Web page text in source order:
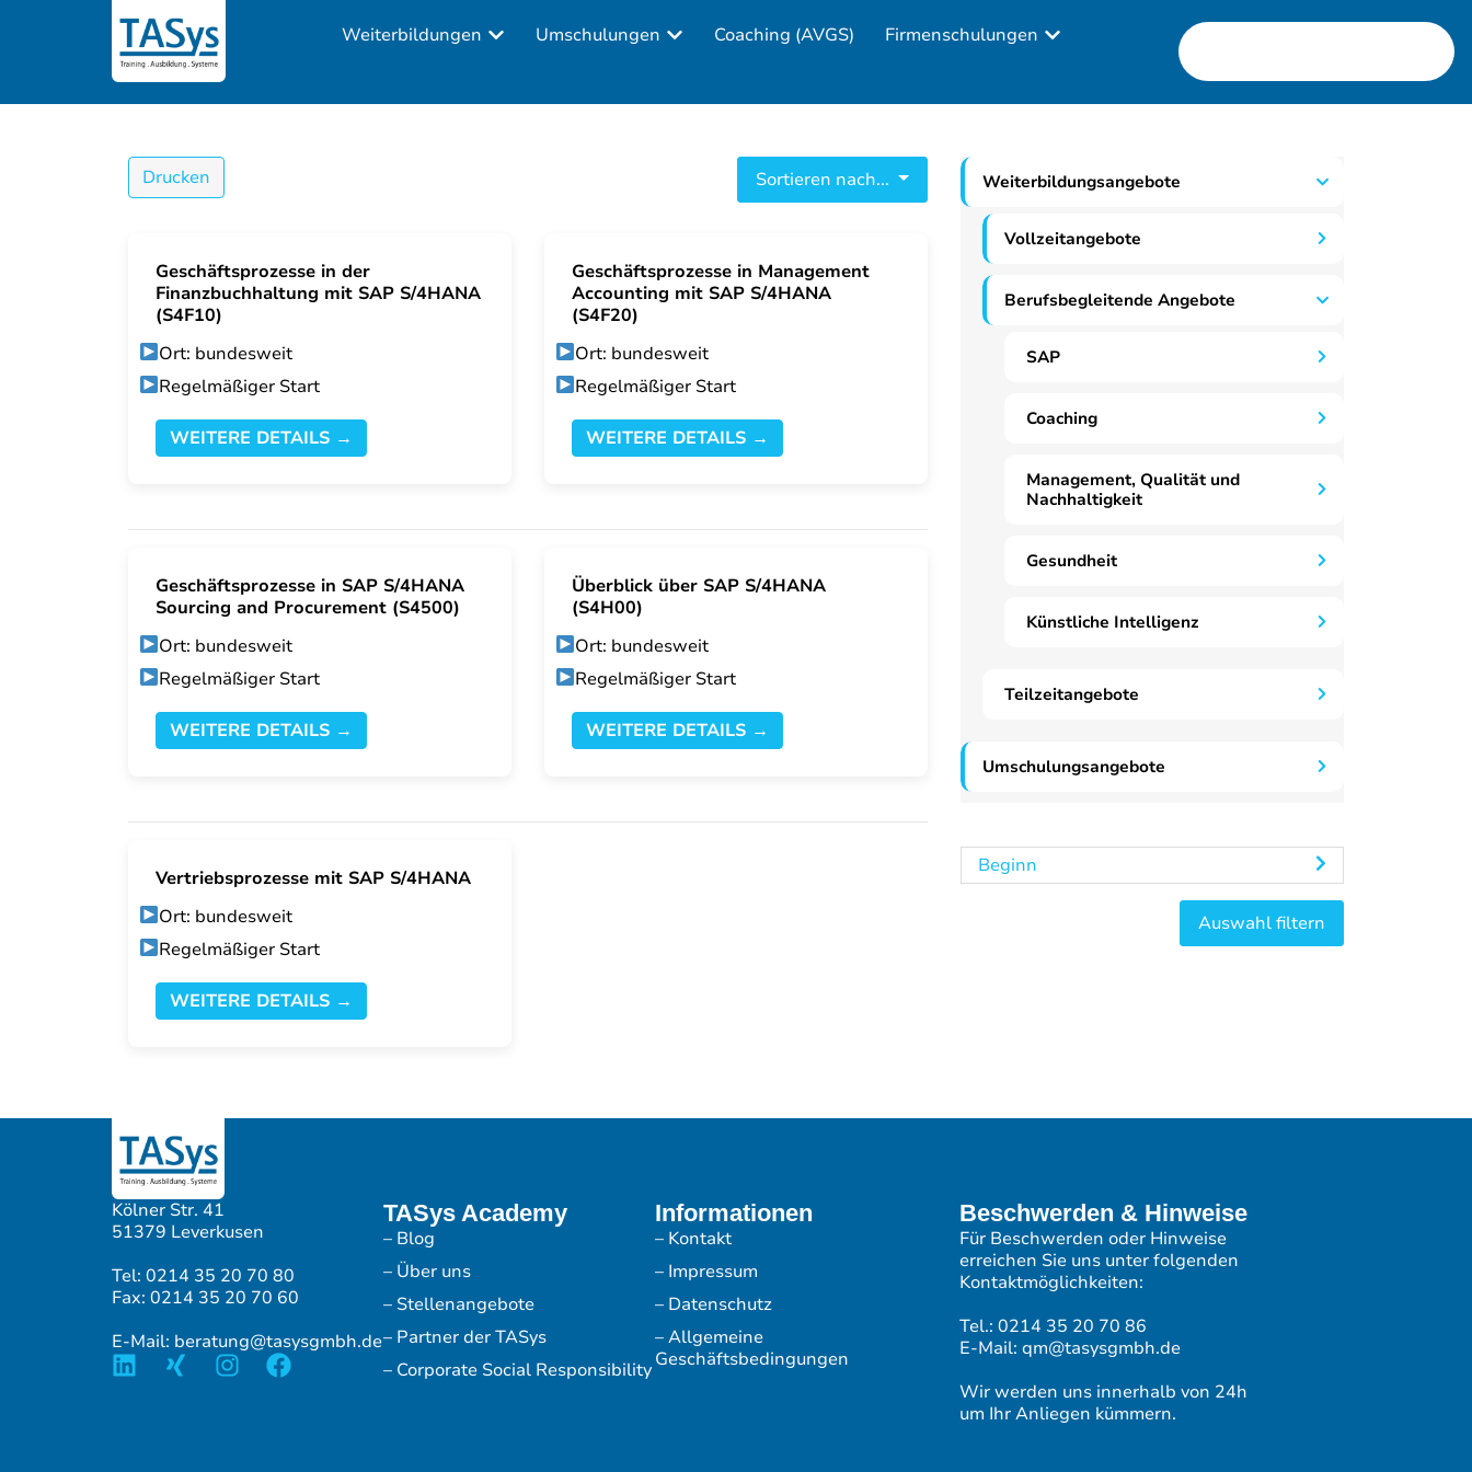
Weiterbildungen Umschulungen Coaching (AVGS) Firmenschulungen
Drucken Sortieren nach...
Geschäftsprozesse in der
Finanzbuchhaltung mit SAP S/4HANA
(S4F10)
Ort: bundesweit
Regelmäßiger Start
WEITERE DETAILS →
Geschäftsprozesse in Management
Accounting mit SAP S/4HANA
(S4F20)
Ort: bundesweit
Regelmäßiger Start
WEITERE DETAILS →
Geschäftsprozesse in SAP S/4HANA
Sourcing and Procurement (S4500)
Ort: bundesweit
Regelmäßiger Start
WEITERE DETAILS →
Überblick über SAP S/4HANA
(S4H00)
Ort: bundesweit
Regelmäßiger Start
WEITERE DETAILS →
Vertriebsprozesse mit SAP S/4HANA
Ort: bundesweit
Regelmäßiger Start
WEITERE DETAILS →
Weiterbildungsangebote
Vollzeitangebote
Berufsbegleitende Angebote
SAP
Coaching
Management, Qualität und
Nachhaltigkeit
Gesundheit
Künstliche Intelligenz
Teilzeitangebote
Umschulungsangebote
Beginn
Kölner Str. 41
51379 Leverkusen
Tel: 0214 35 20 70 80
Fax: 0214 35 20 70 60
E-Mail: beratung@tasysgmbh.de
TASys Academy
– Blog
– Über uns
– Stellenangebote
– Partner der TASys
– Corporate Social Responsibility
Informationen
– Kontakt
– Impressum
– Datenschutz
– Allgemeine
Geschäftsbedingungen
Beschwerden & Hinweise
Für Beschwerden oder Hinweise
erreichen Sie uns unter folgenden
Kontaktmöglichkeiten:
Tel.: 0214 35 20 70 86
E-Mail: qm@tasysgmbh.de
Wir werden uns innerhalb von 24h
um Ihr Anliegen kümmern.